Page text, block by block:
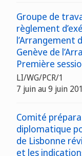
Groupe de
règlement
l’Arrangement
Genève de
Première
LI/WG/PCR/1
7 juin au 9 juin
Comité
diplomatique
de Lisbonne
et les